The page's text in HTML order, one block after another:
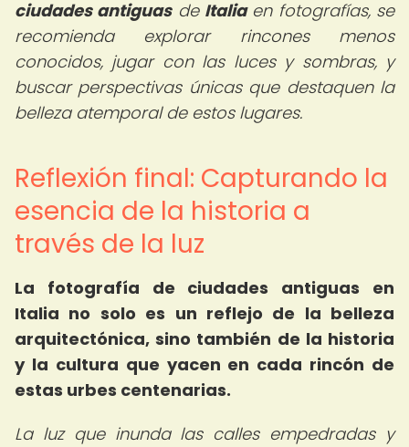
ciudades antiguasde Italiaen fotografías, se
recomienda explorar rincones menos
conocidos, jugar con las luces y sombras, y
buscar perspectivas únicas que destaquen la
belleza atemporal de estos lugares.
Reflexión final: Capturando la
esencia de la historia a
través de la luz
La fotografía de ciudades antiguas en
Italia no solo es un reflejo de la belleza
arquitectónica, sino también de la historia
y la cultura que yacen en cada rincón de
estas urbes centenarias.
La luz que inunda las calles empedradas y